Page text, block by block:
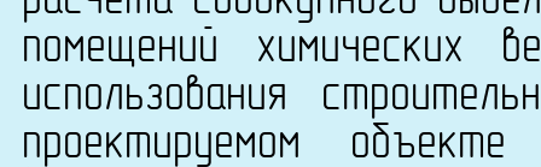
помещений химических
использования
проектируемом объекте